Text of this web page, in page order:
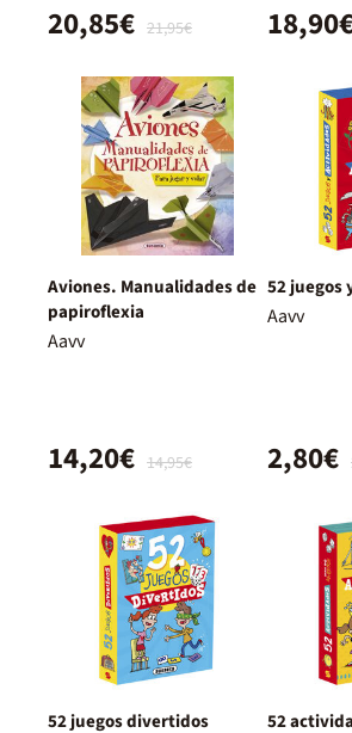
21,95€
20,85€
Aviones. Manualidades de
papiroflexia
Aavv
14,95€
14,20€
52 juegos
Aavv
2,80€
52 juegos divertidos 52